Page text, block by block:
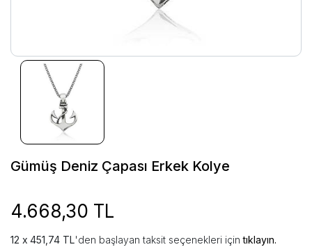
Gümüş Deniz Çapası Erkek Kolye
4.668,30 TL
451,74 TL'den başlayan taksit seçenekleri içintıklayın.